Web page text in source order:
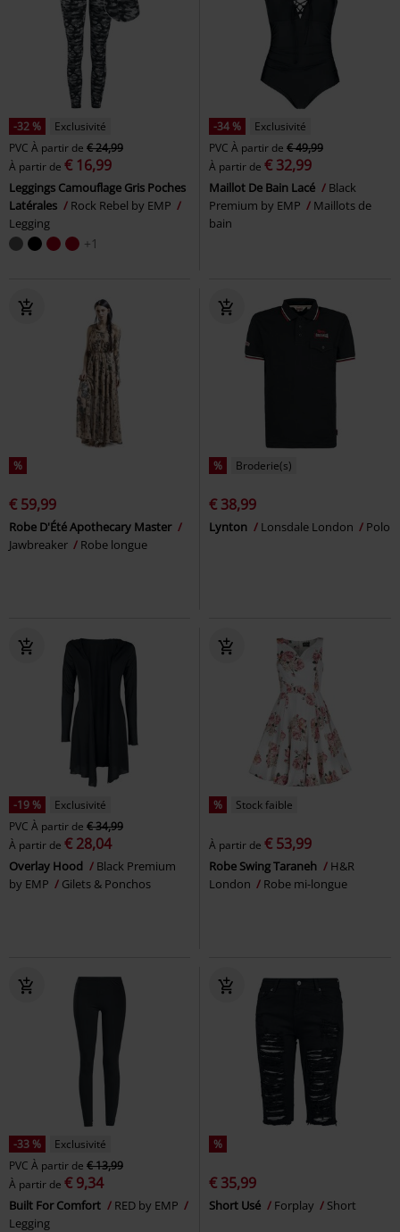
-32 %
Exclusivité
PVC À partir de € 24,99
À partir de € 16,99
Leggings Camouflage Gris Poches
Latérales
Rock Rebel by EMP
Legging
+1
-34 %
Exclusivité
PVC À partir de € 49,99
À partir de € 32,99
Maillot De Bain Lacé
Black
Premium by EMP
Maillots de
bain
%
€ 59,99
Robe D'Été Apothecary Master
Jawbreaker
Robe longue
% Broderie(s)
€ 38,99
Lynton Lonsdale London Polo
-19 %
Exclusivité
PVC À partir de € 34,99
À partir de € 28,04
Overlay Hood
Black Premium
by EMP
Gilets & Ponchos
% Stock faible
À partir de € 53,99
Robe Swing Taraneh
H&R
London
Robe mi-longue
-33 %
Exclusivité
PVC À partir de € 13,99
À partir de € 9,34
Built For Comfort
RED by EMP
Legging
%
€ 35,99
Short Usé Forplay Short